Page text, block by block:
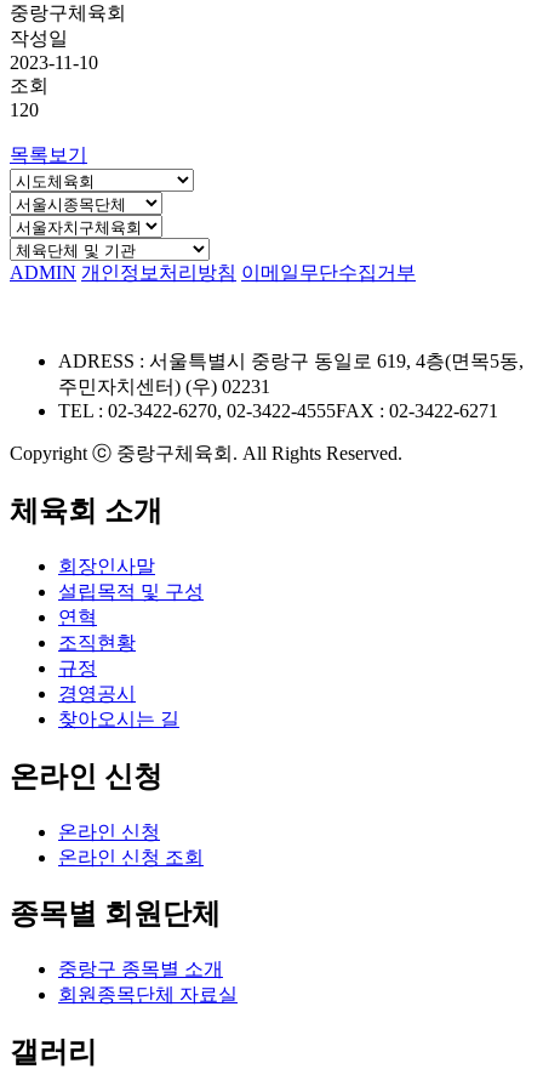
중랑구체육회
작성일
2023-11-10
조회
120
목록보기
ADMIN 개인정보처리방침 이메일무단수집거부
ADRESS : 서울특별시 중랑구 동일로 619, 4층(면목5동,
주민자치센터) (우) 02231
TEL : 02-3422-6270, 02-3422-4555FAX : 02-3422-6271
Copyright ⓒ 중랑구체육회. All Rights Reserved.
체육회 소개
회장인사말
설립목적 및 구성
연혁
조직현황
규정
경영공시
찾아오시는 길
온라인 신청
온라인 신청
온라인 신청 조회
종목별 회원단체
중랑구 종목별 소개
회원종목단체 자료실
갤러리